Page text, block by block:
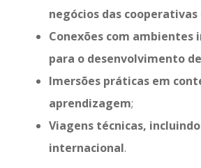
negócios das
Conexões com ambientes
para o desenvolvimento
Imersões práticas em
aprendizagem;
Viagens técnicas,
internacional.